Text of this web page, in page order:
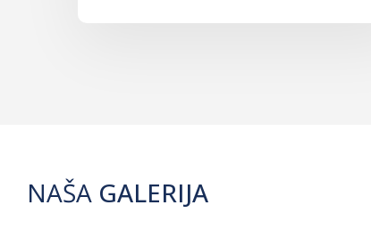
NAŠA GALERIJA